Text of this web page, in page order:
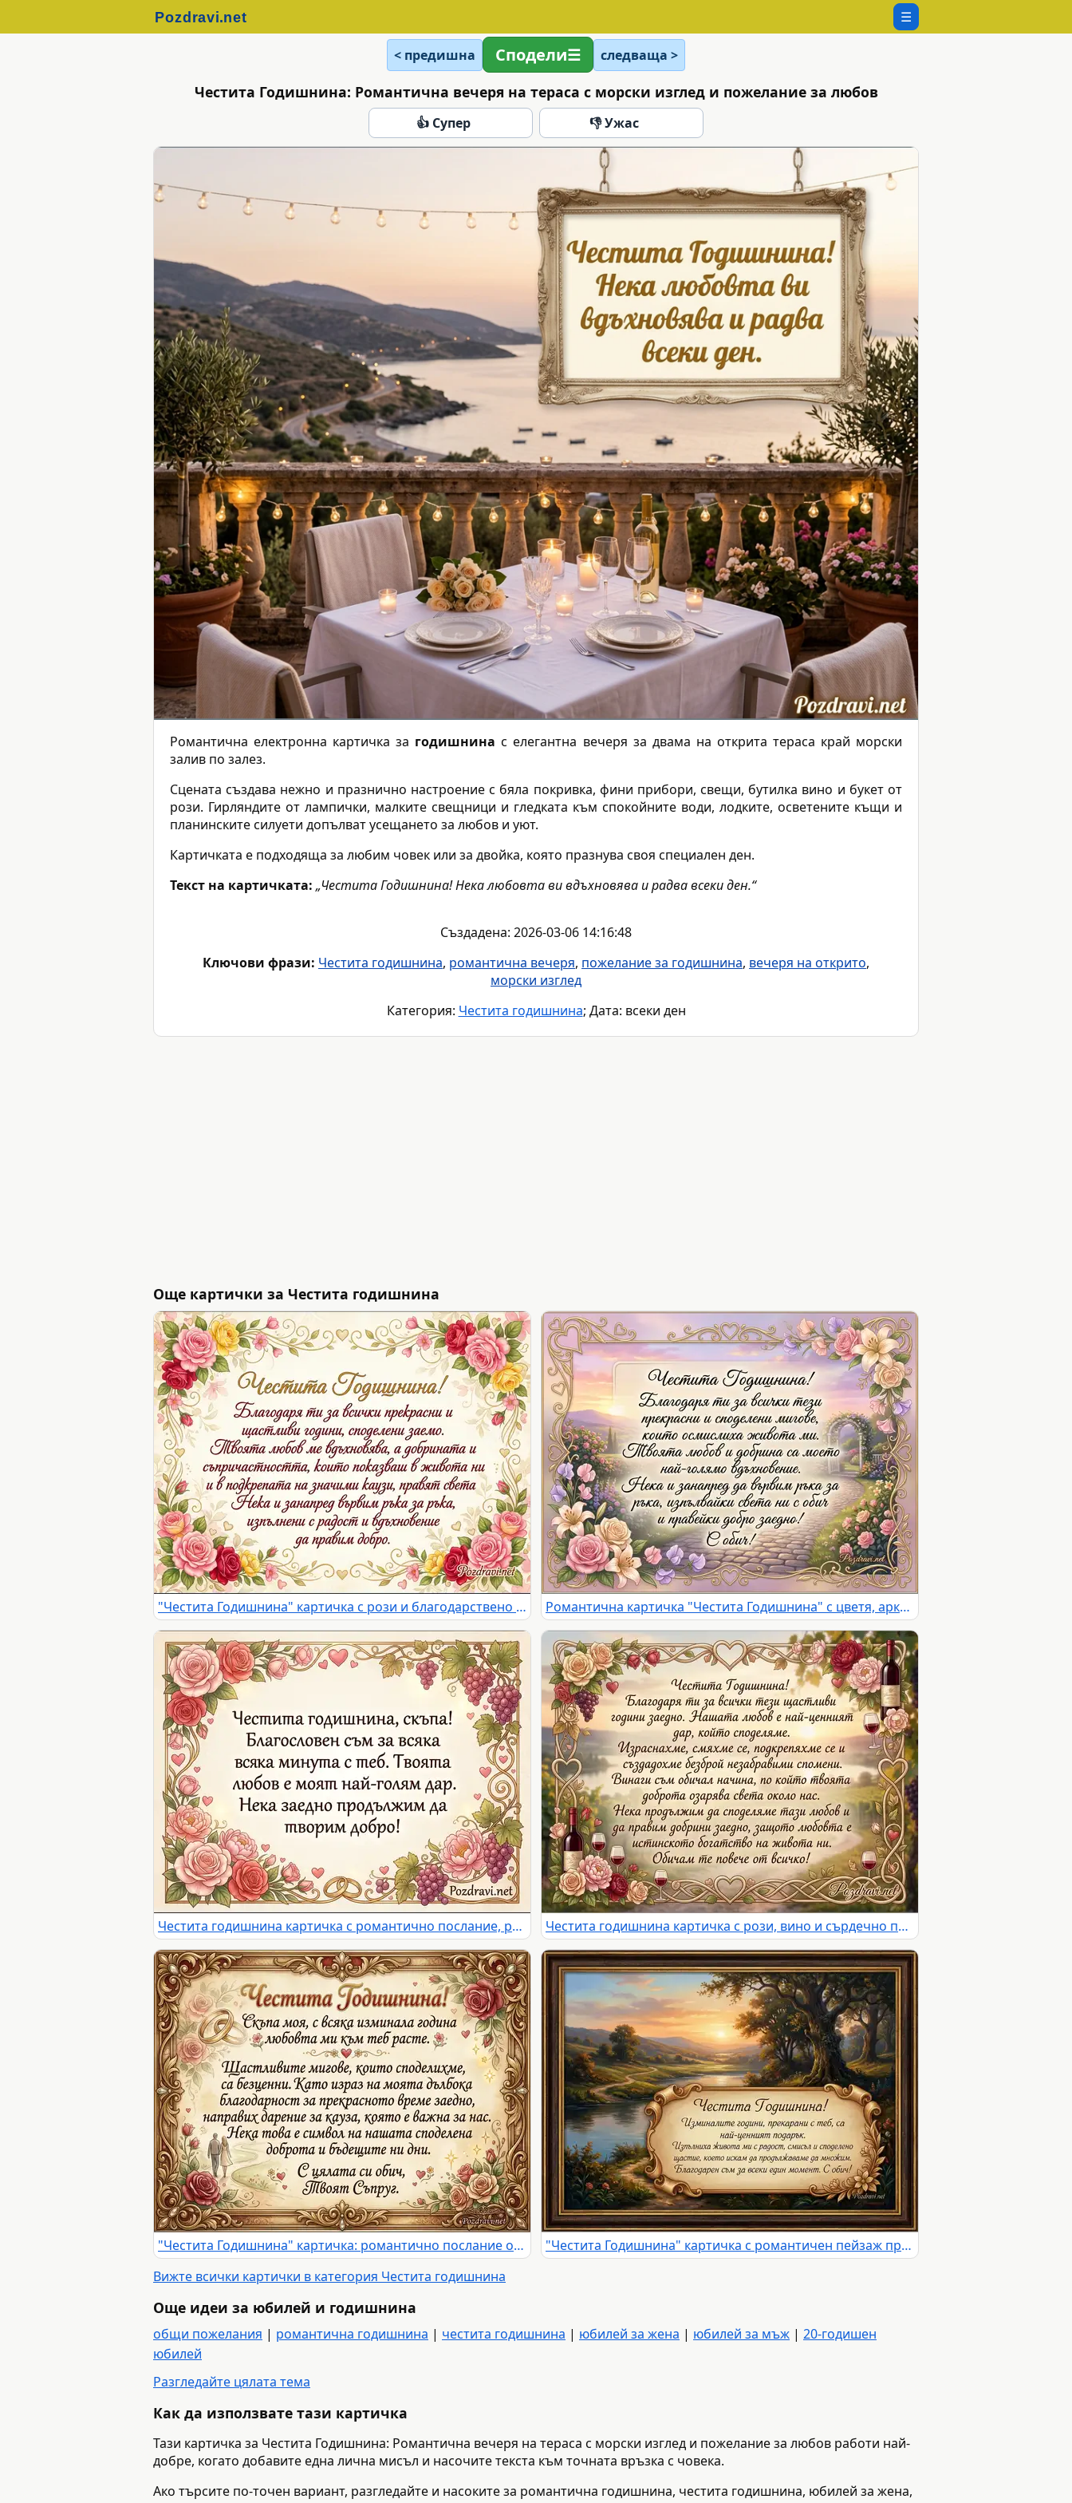
☰
< предишна Сподели следваща >
Честита Годишнина: Романтична вечеря на тераса с морски изглед и пожелание за любов
👍 Супер 👎 Ужас
Романтична електронна картичка за годишнина с елегантна вечеря за двама на открита тераса край морски
залив по залез.
Сцената създава нежно и празнично настроение с бяла покривка, фини прибори, свещи, бутилка вино и букет от
рози. Гирляндите от лампички, малките свещници и гледката към спокойните води, лодките, осветените къщи и
планинските силуети допълват усещането за любов и уют.
Картичката е подходяща за любим човек или за двойка, която празнува своя специален ден.
Текст на картичката: „Честита Годишнина! Нека любовта ви вдъхновява и радва всеки ден.“
Създадена: 2026-03-06 14:16:48
Ключови фрази: Честита годишнина, романтична вечеря, пожелание за годишнина, вечеря на открито,
морски изглед
Категория: Честита годишнина; Дата: всеки ден
Още картички за Честита годишнина
"Честита Годишнина" картичка с рози и благодарствено послание за любов и споделени моменти. Романтична картичка "Честита Годишнина" с цветя, арка и сърдечно послание на фона на живописен пейзаж.
Честита годишнина картичка с романтично послание, рози, грозде и брачни халки. Израз на любов и благословия. Честита годишнина картичка с рози, вино и сърдечно послание за любов и щастие.
"Честита Годишнина" картичка: романтично послание от съпруг с рози и халки.
"Честита Годишнина" картичка с романтичен пейзаж при залез и послание за обич.
Вижте всички картички в категория Честита годишнина
Още идеи за юбилей и годишнина
общи пожелания | романтична годишнина | честита годишнина | юбилей за жена | юбилей за мъж | 20-годишен
юбилей
Разгледайте цялата тема
Как да използвате тази картичка
Тази картичка за Честита Годишнина: Романтична вечеря на тераса с морски изглед и пожелание за любов работи най-
добре, когато добавите една лична мисъл и насочите текста към точната връзка с човека.
Ако търсите по-точен вариант, разгледайте и насоките за романтична годишнина, честита годишнина, юбилей за жена,